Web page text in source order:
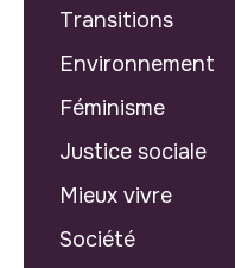
Transitions
Environnement
Féminisme
Justice sociale
Mieux vivre
Société